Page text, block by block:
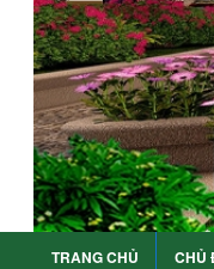
TRANG CHỦ CHỦ